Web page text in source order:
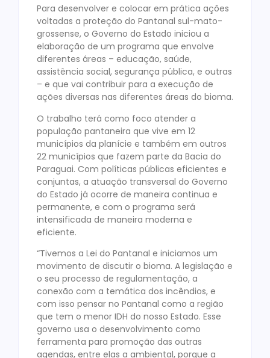
Para desenvolver e colocar em prática ações
voltadas a proteção do Pantanal sul-mato-
grossense, o Governo do Estado iniciou a
elaboração de um programa que envolve
diferentes áreas – educação, saúde,
assistência social, segurança pública, e outras
– e que vai contribuir para a execução de
ações diversas nas diferentes áreas do bioma.
O trabalho terá como foco atender a
população pantaneira que vive em 12
municípios da planície e também em outros
22 municípios que fazem parte da Bacia do
Paraguai. Com políticas públicas eficientes e
conjuntas, a atuação transversal do Governo
do Estado já ocorre de maneira continua e
permanente, e com o programa será
intensificada de maneira moderna e
eficiente.
“Tivemos a Lei do Pantanal e iniciamos um
movimento de discutir o bioma. A legislação e
o seu processo de regulamentação, a
conexão com a temática dos incêndios, e
com isso pensar no Pantanal como a região
que tem o menor IDH do nosso Estado. Esse
governo usa o desenvolvimento como
ferramenta para promoção das outras
agendas, entre elas a ambiental, porque a